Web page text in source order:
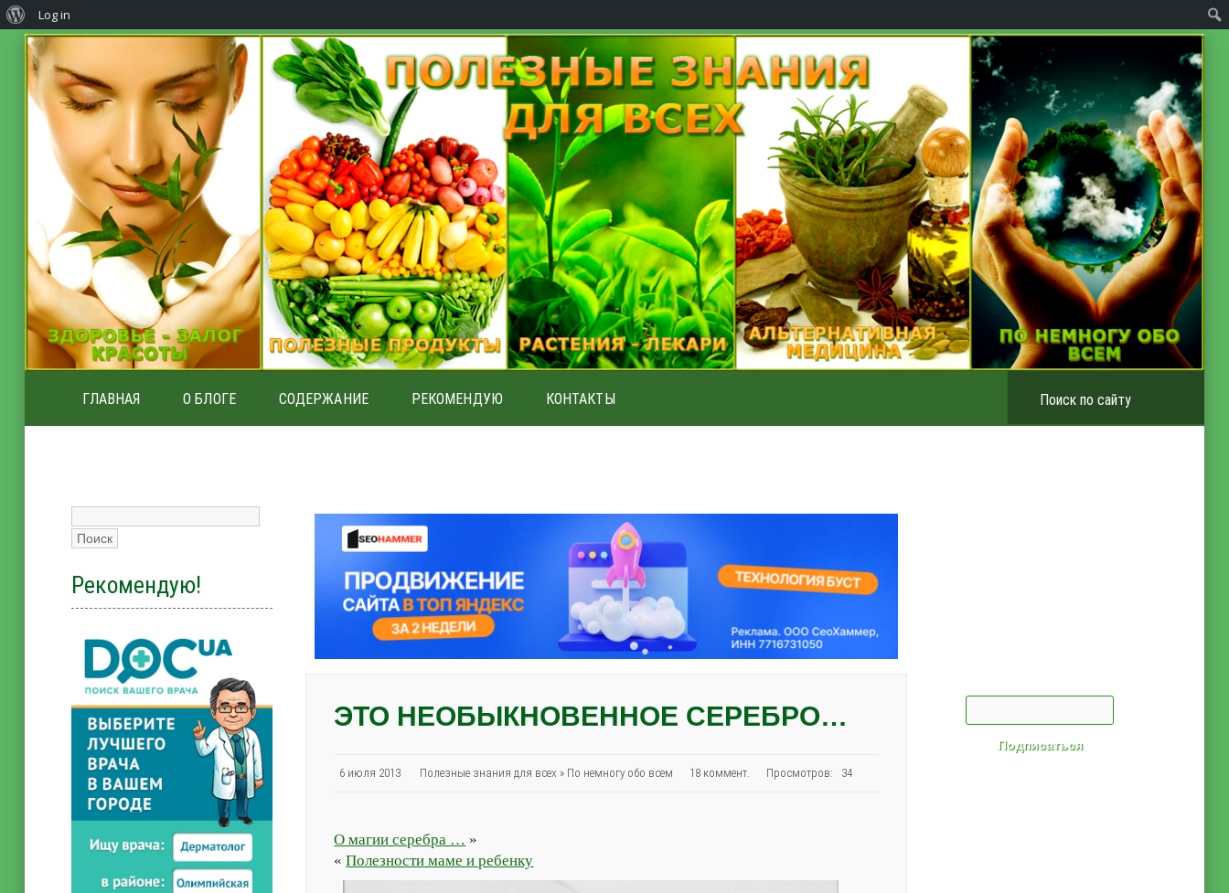
ГЛАВНАЯ О БЛОГЕ СОДЕРЖАНИЕ РЕКОМЕНДУЮ КОНТАКТЫ
ЭТО НЕОБЫКНОВЕННОЕ СЕРЕБРО…
6 июля 2013 Полезные знания для всех » По немногу обо всем 18 коммент. Просмотров: 34
О магии серебра … »
«Полезности маме и ребенку
Рекомендую!
Log in